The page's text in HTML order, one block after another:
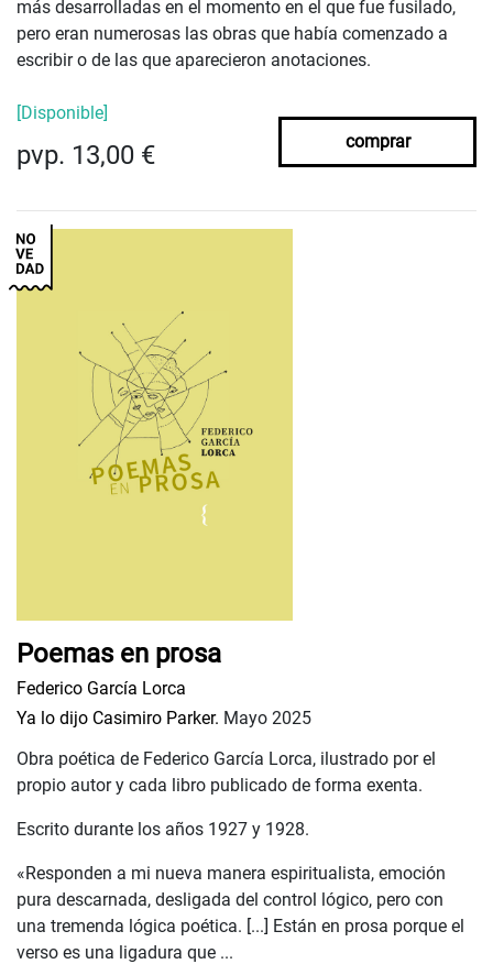
más desarrolladas en el momento en el que fue fusilado,
pero eran numerosas las obras que había comenzado a
escribir o de las que aparecieron anotaciones.
[Disponible]
pvp. 13,00 € comprar
Poemas en prosa
Federico García Lorca
Ya lo dijo Casimiro Parker. Mayo 2025
Obra poética de Federico García Lorca, ilustrado por el
propio autor y cada libro publicado de forma exenta.
Escrito durante los años 1927 y 1928.
«Responden a mi nueva manera espiritualista, emoción
pura descarnada, desligada del control lógico, pero con
una tremenda lógica poética. [...] Están en prosa porque el
verso es una ligadura que ...